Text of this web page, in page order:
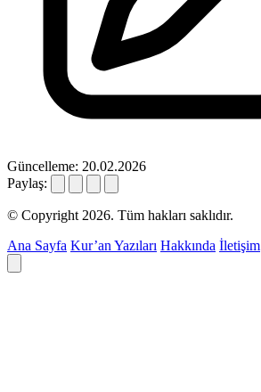
Güncelleme: 20.02.2026
Paylaş:
© Copyright 2026. Tüm hakları saklıdır.
Ana Sayfa Kur’an Yazıları Hakkında İletişim